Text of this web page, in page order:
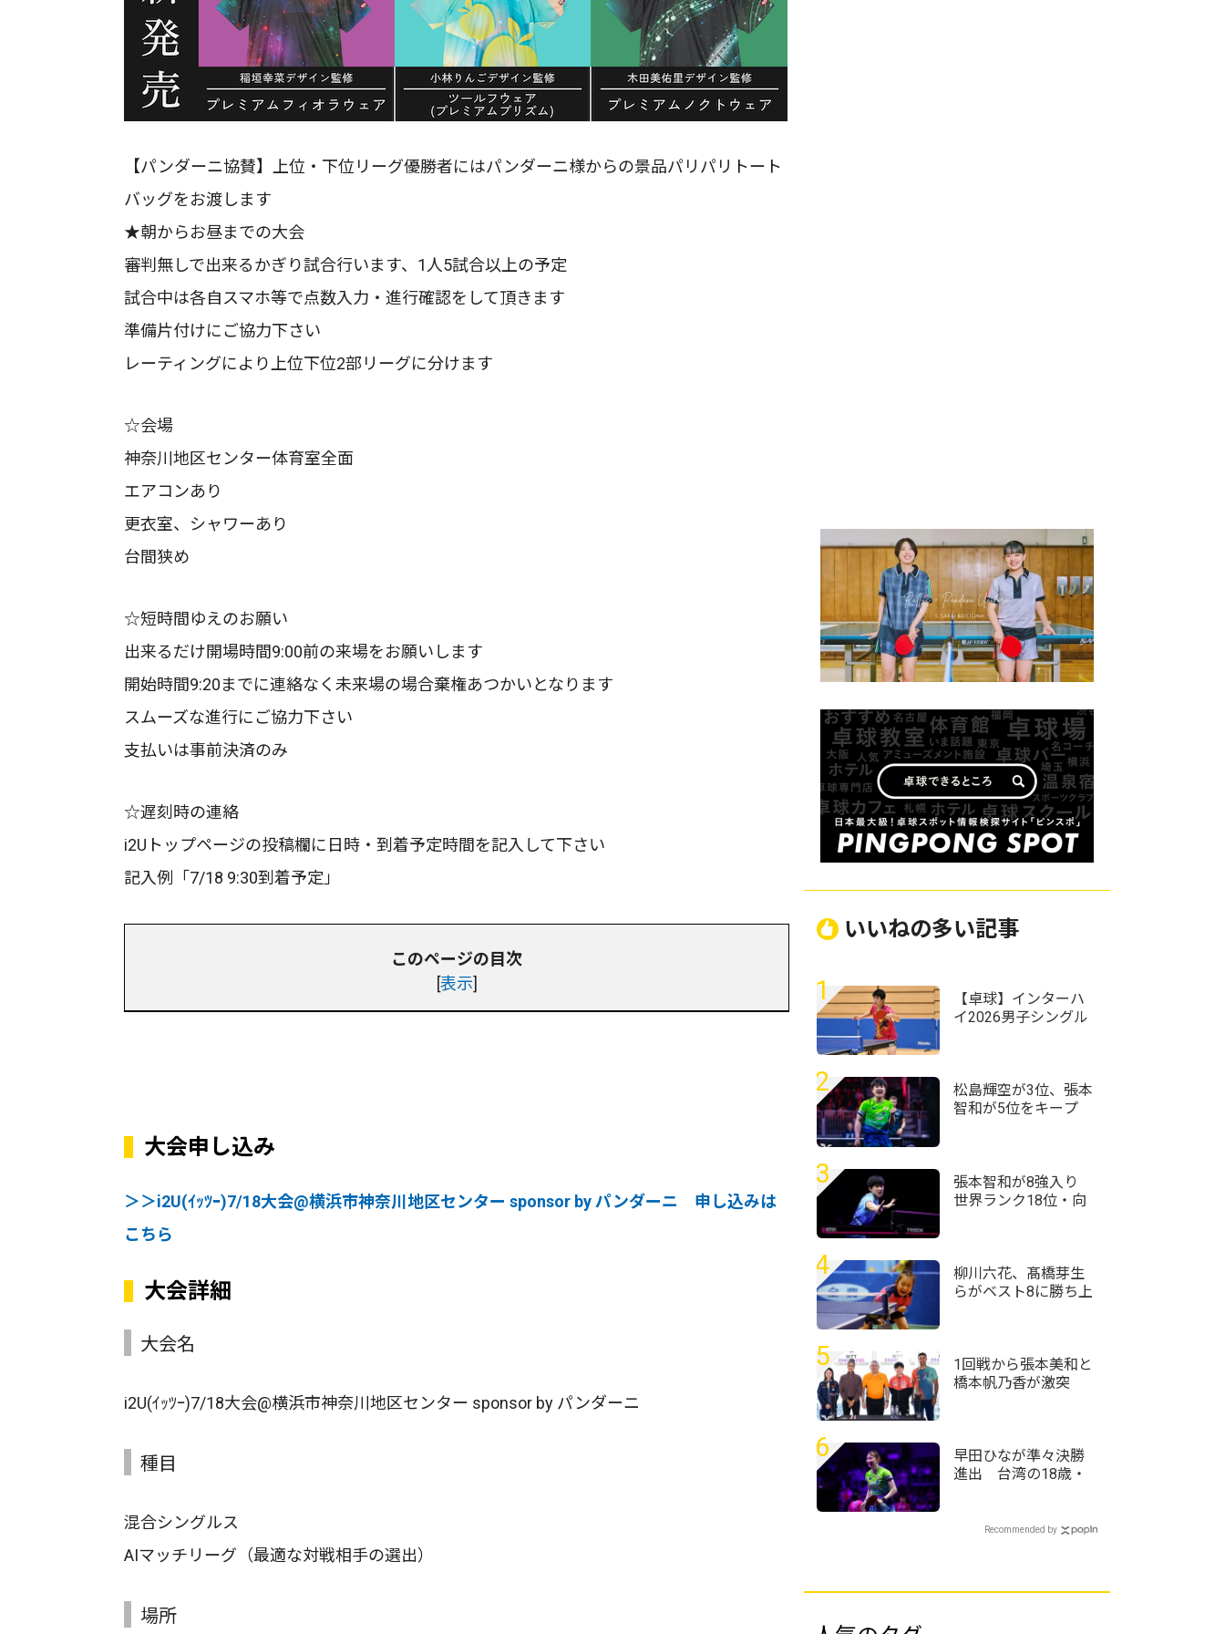
【パンダーニ協賛】上位・下位リーグ優勝者にはパンダーニ様からの景品パリパリトート
バッグをお渡します
★朝からお昼までの大会
審判無しで出来るかぎり試合行います、1人5試合以上の予定
試合中は各自スマホ等で点数入力・進行確認をして頂きます
準備片付けにご協力下さい
レーティングにより上位下位2部リーグに分けます
☆会場
神奈川地区センター体育室全面
エアコンあり
更衣室、シャワーあり
台間狭め
☆短時間ゆえのお願い
出来るだけ開場時間9:00前の来場をお願いします
開始時間9:20までに連絡なく未来場の場合棄権あつかいとなります
スムーズな進行にご協力下さい
支払いは事前決済のみ
☆遅刻時の連絡
i2Uトップページの投稿欄に日時・到着予定時間を記入して下さい
記入例「7/18 9:30到着予定」
このページの目次
[表示]
大会申し込み
＞＞i2U(ｲｯﾂｰ)7/18大会@横浜市神奈川地区センター sponsor by パンダーニ 申し込みは
こちら
大会詳細
大会名
i2U(ｲｯﾂｰ)7/18大会@横浜市神奈川地区センター sponsor by パンダーニ
種目
混合シングルス
AIマッチリーグ（最適な対戦相手の選出）
場所
いいねの多い記事
1
【卓球】インターハ
イ2026男子シングル
ードに
2
松島輝空が3位、張本
智和が5位をキープ
キング（2026年第32
週）
3
張本智和が8強入り
世界ランク18位・向
4
柳川六花、髙橋芽生
らがベスト8に勝ち上
5
1回戦から張本美和と
橋本帆乃香が激突
ンピオンズ横浜2026
＞
6
早田ひなが準々決勝
進出 台湾の18歳・
ンズ横浜2026＞
Recommended by